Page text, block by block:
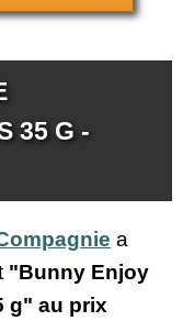
35 G -
a
"Bunny Enjoy
g" au prix